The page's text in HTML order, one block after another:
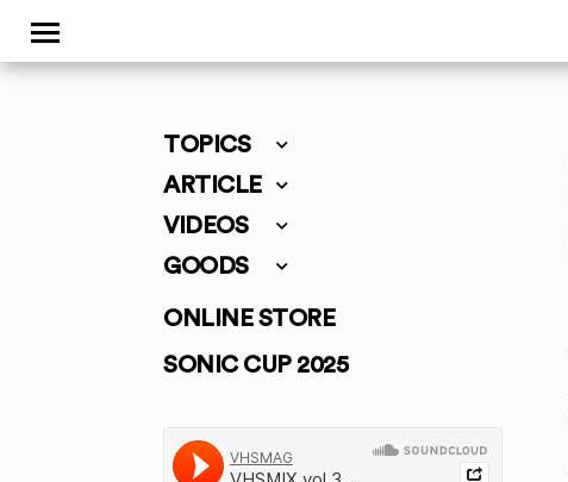
TOPICS
ARTICLE
VIDEOS
GOODS
ONLINE STORE
SONIC CUP 2025